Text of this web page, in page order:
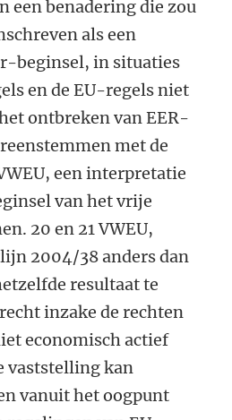
een benadering die zou
als een
beginsel, in situaties
en de EU-regels niet
ontbreken van EER-
met de
een interpretatie
van het vrije
20 en 21 VWEU,
2004/38 anders dan
resultaat te
inzake de rechten
economisch actief
vaststelling kan
vanuit het oogpunt